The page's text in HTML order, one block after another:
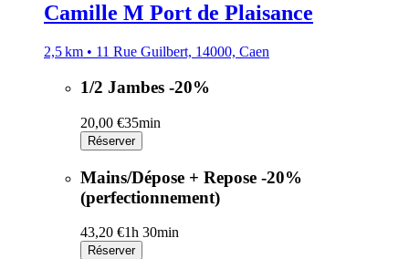
Camille M Port de Plaisance
2,5 km • 11 Rue Guilbert, 14000, Caen
1/2 Jambes -20%
20,00 €35min
Réserver
Mains/Dépose + Repose -20%
(perfectionnement)
43,20 €1h 30min
Réserver